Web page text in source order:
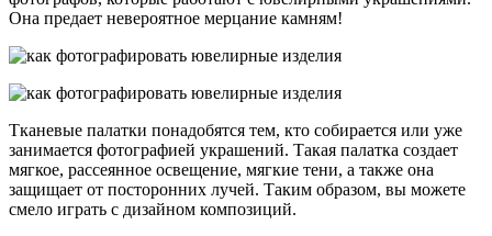
Она предает невероятное мерцание камням!
Тканевые палатки понадобятся тем, кто собирается или уже
занимается фотографией украшений. Такая палатка создает
мягкое, рассеянное освещение, мягкие тени, а также она
защищает от посторонних лучей. Таким образом, вы можете
смело играть с дизайном композиций.